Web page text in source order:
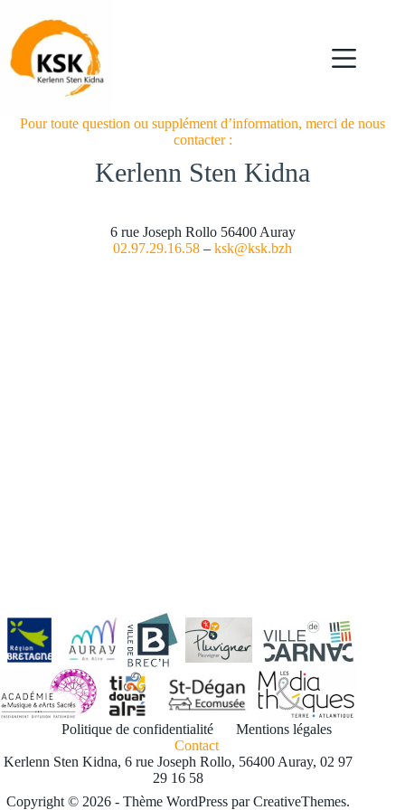
contenu
Pour toute question ou supplément d’information, merci de nous
contacter :
Kerlenn Sten Kidna
6 rue Joseph Rollo 56400 Auray
02.97.29.16.58 – ksk@ksk.bzh
Politique de confidentialité
Mentions légales
Contact
Kerlenn Sten Kidna, 6 rue Joseph Rollo, 56400 Auray, 02 97
29 16 58
Copyright © 2026 - Thème WordPress parCreativeThemes.